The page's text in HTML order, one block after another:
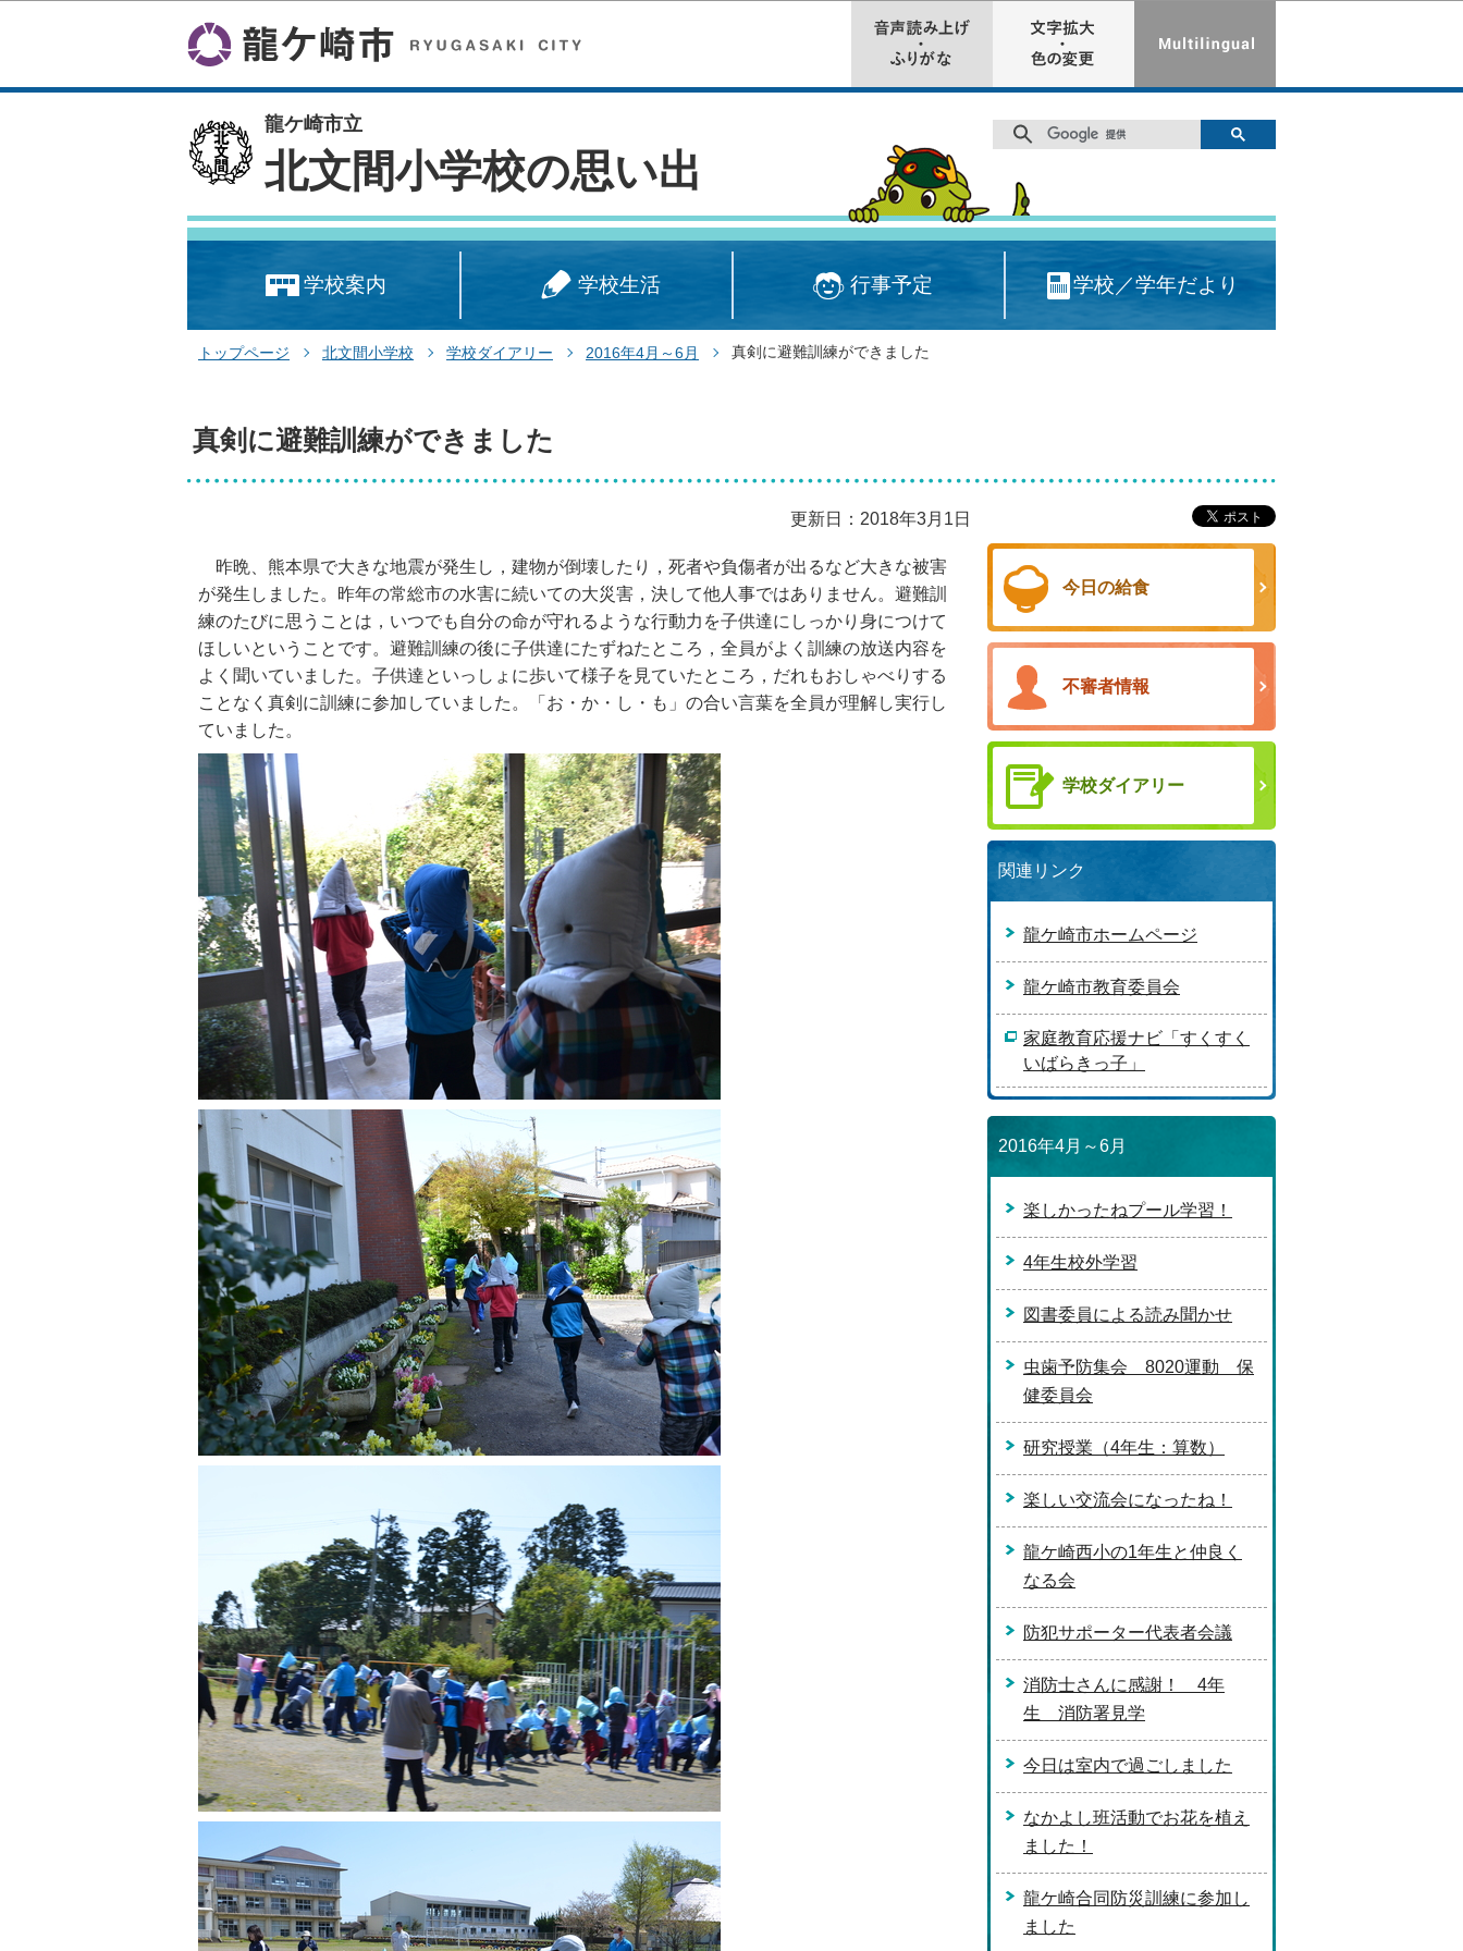
龍ケ崎市立
北文間小学校の思い出
学校案内 学校生活 行事予定 学校／学年だより
トップページ 北文間小学校 学校ダイアリー 2016年4月～6月 真剣に避難訓練ができました
真剣に避難訓練ができました
更新日：2018年3月1日
昨晩、熊本県で大きな地震が発生し，建物が倒壊したり，死者や負傷者が出るなど大きな被害
が発生しました。昨年の常総市の水害に続いての大災害，決して他人事ではありません。避難訓
練のたびに思うことは，いつでも自分の命が守れるような行動力を子供達にしっかり身につけて
ほしいということです。避難訓練の後に子供達にたずねたところ，全員がよく訓練の放送内容を
よく聞いていました。子供達といっしょに歩いて様子を見ていたところ，だれもおしゃべりする
ことなく真剣に訓練に参加していました。「お・か・し・も」の合い言葉を全員が理解し実行し
ていました。
今日の給食
不審者情報
学校ダイアリー
関連リンク
龍ケ崎市ホームページ
龍ケ崎市教育委員会
家庭教育応援ナビ「すくすく
いばらきっ子」
2016年4月～6月
楽しかったねプール学習！
4年生校外学習
図書委員による読み聞かせ
虫歯予防集会 8020運動 保
健委員会
研究授業（4年生：算数）
楽しい交流会になったね！
龍ケ崎西小の1年生と仲良く
なる会
防犯サポーター代表者会議
消防士さんに感謝！ 4年
生 消防署見学
今日は室内で過ごしました
なかよし班活動でお花を植え
ました！
龍ケ崎合同防災訓練に参加し
ました